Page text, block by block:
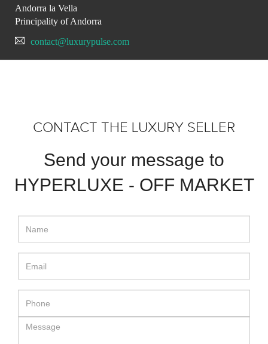
Andorra la Vella
Principality of Andorra
contact@luxurypulse.com
CONTACT THE LUXURY SELLER
Send your message to
HYPERLUXE - OFF MARKET